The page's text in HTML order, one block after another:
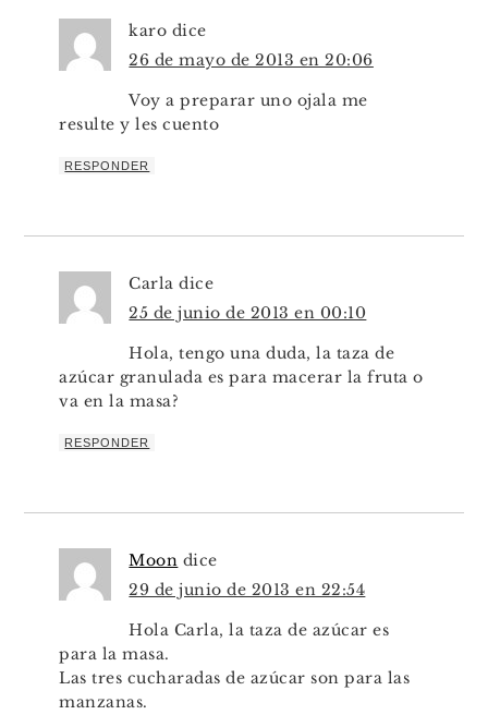
karo dice
26 de mayo de 2013 en 20:06
Voy a preparar uno ojala me
resulte y les cuento
RESPONDER
Carla dice
25 de junio de 2013 en 00:10
Hola, tengo una duda, la taza de
azúcar granulada es para macerar la fruta o
va en la masa?
RESPONDER
Moon dice
29 de junio de 2013 en 22:54
Hola Carla, la taza de azúcar es
para la masa.
Las tres cucharadas de azúcar son para las
manzanas.